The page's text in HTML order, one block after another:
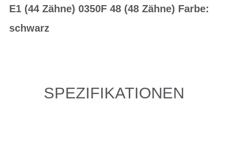
E1 (44 Zähne) 0350F 48 (48 Zähne) Farbe:
schwarz
SPEZIFIKATIONEN